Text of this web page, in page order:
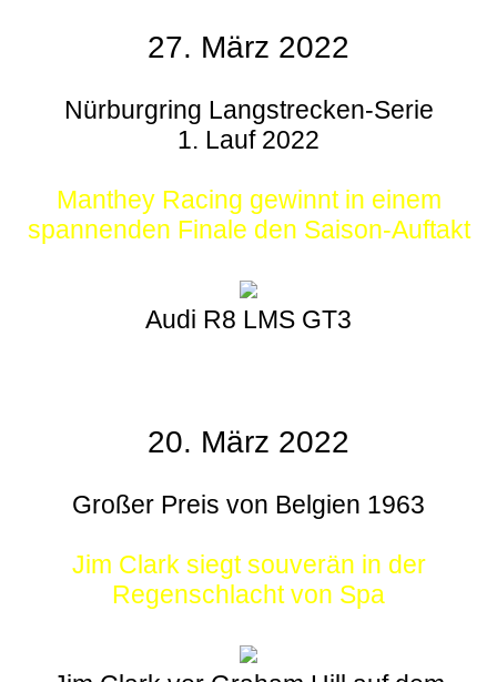
27. März 2022
Nürburgring Langstrecken-Serie
1. Lauf 2022
Manthey Racing gewinnt in einem
spannenden Finale den Saison-Auftakt
Audi R8 LMS GT3
20. März 2022
Großer Preis von Belgien 1963
Jim Clark siegt souverän in der
Regenschlacht von Spa